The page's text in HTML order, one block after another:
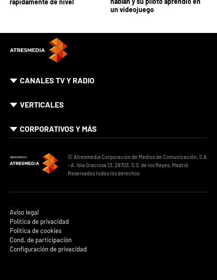
un videojuego
CANALES TV Y RADIO
VERTICALES
CORPORATIVOS Y MÁS
© Atresmedia Corporación de Medios de Comunicación, S.A
- A. Isla Graciosa 13, 28703, S.S. de los Reyes, Madrid.
Reservados todos los derechos
Aviso legal
Política de privacidad
Política de cookies
Cond. de participación
Configuración de privacidad